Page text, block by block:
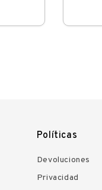
Políticas
Devoluciones
Privacidad